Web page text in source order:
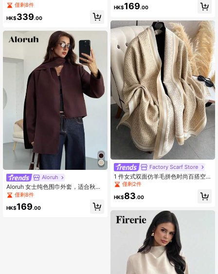
衣，秋冬季
僅剩8件
HK$339.00
Aloruh
Aloruh 女士纯色围巾外套，适合秋冬
季通勤穿着
僅剩8件
HK$169.00
HK$169.00
Factory Scarf Store
1 件女式双面仿羊毛拼色时尚百搭空
调披肩围巾，厚实保暖，适合日常使
僅剩2件
HK$83.00